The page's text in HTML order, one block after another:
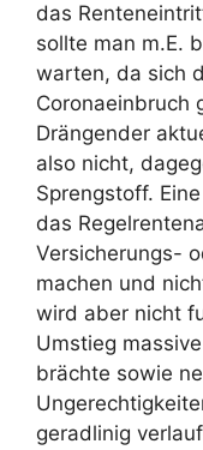
das
sollte man m.E.
warten, da sich
Coronaeinbruch
Drängender
also nicht,
Sprengstoff.
das
Versicherungs-
machen und
wird aber nicht
Umstieg
brächte sowie
geradlinig